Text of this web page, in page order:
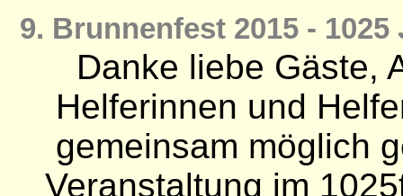
9. Brunnenfest 2015 -
Danke liebe Gäste,
Helferinnen und
gemeinsam möglich
Veranstaltung im